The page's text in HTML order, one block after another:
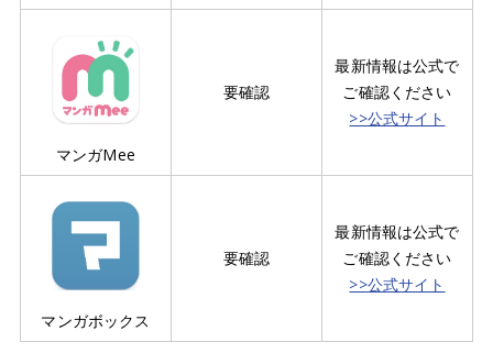
マンガMee
要確認
最新情報は公式で
ご確認ください
>>公式サイト
マンガボックス
要確認
最新情報は公式で
ご確認ください
>>公式サイト